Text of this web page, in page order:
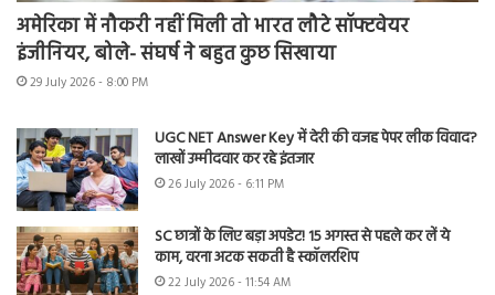
अमेरिका में नौकरी नहीं मिली तो भारत लौटे सॉफ्टवेयर
इंजीनियर, बोले- संघर्ष ने बहुत कुछ सिखाया
29 July 2026 - 8:00 PM
UGC NET Answer Key में देरी की वजह पेपर लीक विवाद?
लाखों उम्मीदवार कर रहे इंतजार
26 July 2026 - 6:11 PM
SC छात्रों के लिए बड़ा अपडेट! 15 अगस्त से पहले कर लें ये
काम, वरना अटक सकती है स्कॉलरशिप
22 July 2026 - 11:54 AM